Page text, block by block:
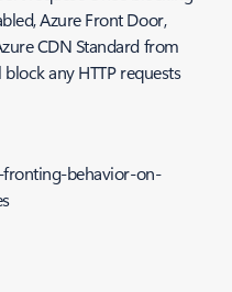
Azure Front Door,
CDN Standard from
any HTTP requests
behavior-on-